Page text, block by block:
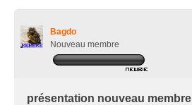
Bagdo
Nouveau membre
présentation nouveau membre